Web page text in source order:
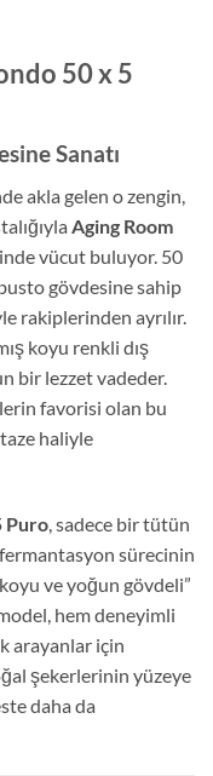
50 x 5
Sanatı
akla gelen o zengin,
Aging Room
vücut buluyor. 50
gövdesine sahip
rakiplerinden ayrılır.
koyu renkli dış
bir lezzet vadeder.
favorisi olan bu
haliyle
Puro , sadece bir tütün
sürecinin
ve yoğun gövdeli”
hem deneyimli
arayanlar için
şekerlerinin yüzeye
daha da